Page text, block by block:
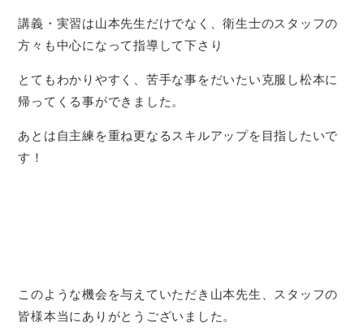
講義・実習は山本先生だけでなく、衛生士のスタッフの
方々も中心になって指導して下さり
とてもわかりやすく、苦手な事をだいたい克服し松本に
帰ってくる事ができました。
あとは自主練を重ね更なるスキルアップを目指したいで
す！
このような機会を与えていただき山本先生、スタッフの
皆様本当にありがとうございました。